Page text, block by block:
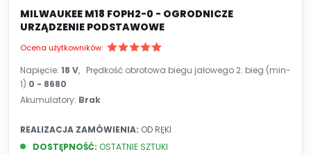
MILWAUKEE M18 FOPH2-0 - OGRODNICZE
URZĄDZENIE PODSTAWOWE
Ocena użytkowników:
Napięcie: 18 V, Prędkość obrotowa biegu jałowego 2. bieg (min-
1) 0 - 8680
Akumulatory: Brak
DOSTĘPNOŚĆ: OSTATNIE SZTUKI
REALIZACJA ZAMÓWIENIA: OD RĘKI